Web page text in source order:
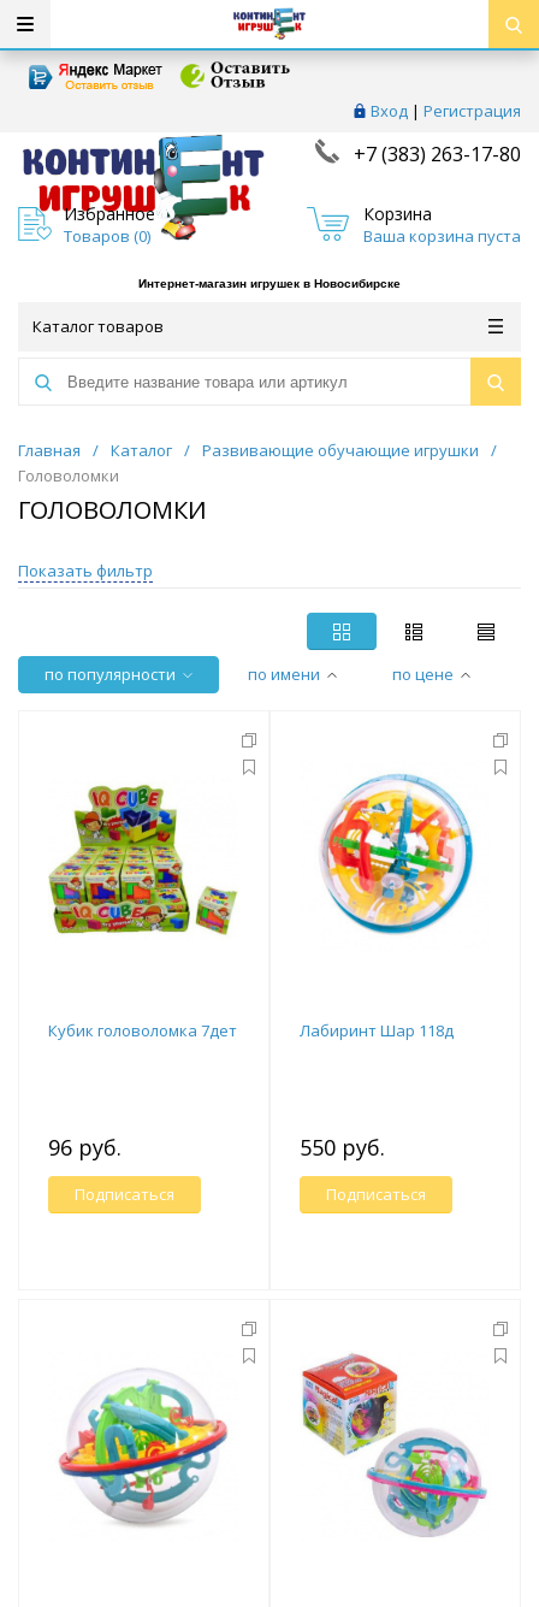
Вход | Регистрация
+7 (383) 263-17-80
Избранное
Товаров (0)
Корзина
Ваша корзина пуста
Интернет-магазин игрушек в Новосибирске
Каталог товаров
Главная / Каталог / Развивающие обучающие игрушки
/
Головоломки
ГОЛОВОЛОМКИ
Показать фильтр
по популярности по имени по цене
Кубик головоломка 7дет
96 руб.
Подписаться
Лабиринт Шар 118д
550 руб.
Подписаться